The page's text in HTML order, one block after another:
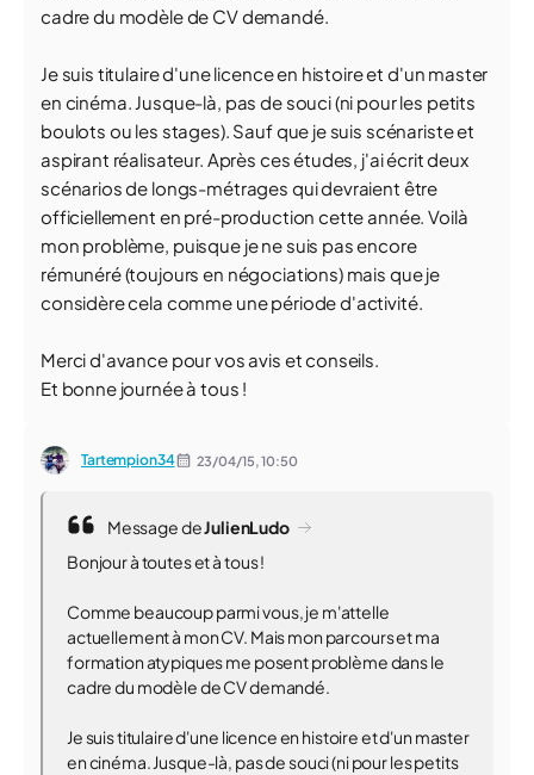
cadre du modèle de CV demandé.
Je suis titulaire d'une licence en histoire et d'un master
en cinéma. Jusque-là, pas de souci (ni pour les petits
boulots ou les stages). Sauf que je suis scénariste et
aspirant réalisateur. Après ces études, j'ai écrit deux
scénarios de longs-métrages qui devraient être
officiellement en pré-production cette année. Voilà
mon problème, puisque je ne suis pas encore
rémunéré (toujours en négociations) mais que je
considère cela comme une période d'activité.
Merci d'avance pour vos avis et conseils.
Et bonne journée à tous !
Tartempion34 23/04/15,10:50
Message deJulienLudo
Bonjour à toutes et à tous !
Comme beaucoup parmi vous, je m'attelle
actuellement à mon CV. Mais mon parcours et ma
formation atypiques me posent problème dans le
cadre du modèle de CV demandé.
Je suis titulaire d'une licence en histoire et d'un master
en cinéma. Jusque-là, pas de souci (ni pour les petits